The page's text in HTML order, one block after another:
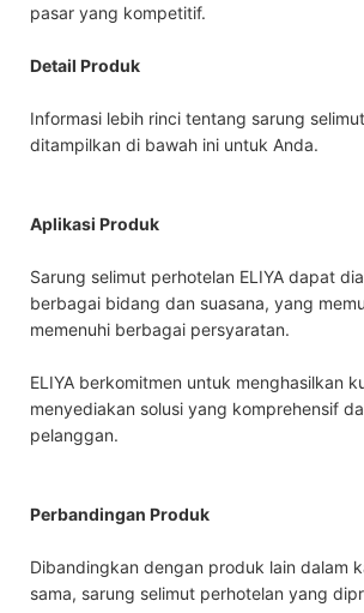
pasar yang kompetitif.
Detail Produk
Informasi lebih rinci tentang sarung
ditampilkan di bawah ini untuk Anda.
Aplikasi Produk
Sarung selimut perhotelan ELIYA dapat
berbagai bidang dan suasana, yang
memenuhi berbagai persyaratan.
ELIYA berkomitmen untuk menghasilkan
menyediakan solusi yang komprehensif
pelanggan.
Perbandingan Produk
Dibandingkan dengan produk lain dalam
sama, sarung selimut perhotelan yang